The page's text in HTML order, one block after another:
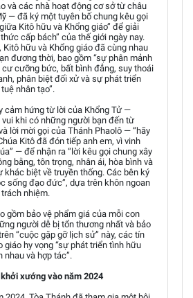
và các nhà hoạt động cơ sở từ châu
— đã ký một tuyên bố chung kêu gọi
Kitô hữu và Khổng giáo” để giải
cấp bách” của thế giới ngày nay.
hữu và Khổng giáo đã cùng nhau
đương thời, bao gồm “sự phân mảnh
cưỡng bức, bất bình đẳng, suy thoái
phân biệt đối xử và sự phát triển
nhân tạo”.
cảm hứng từ lời của Khổng Tử —
vui khi có những người bạn đến từ
lời mời gọi của Thánh Phaolô — “hãy
Kitô đã đón tiếp anh em, vì vinh
— để nhận ra “lời kêu gọi chung xây
bằng, tôn trọng, nhân ái, hòa bình và
khác biệt về truyền thống. Các bên ký
sống đạo đức”, dựa trên khôn ngoan
nhiệm.
gồm bảo vệ phẩm giá của mỗi con
người dễ bị tổn thương nhất và bảo
“cuộc gặp gỡ lịch sử” này, các tín
giáo hy vọng “sự phát triển tình hữu
nhau và hợp tác”.
xướng vào năm 2024